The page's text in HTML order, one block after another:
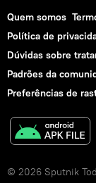
Quem somos
Política de
Dúvidas sobre
Padrões da
Preferências de
© 2026 Sputnik